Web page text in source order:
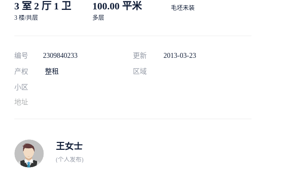
3 室 2 厅 1 卫
3 楼/共层
100.00 平米
多层
毛坯未装
编号 2309840233 更新 2013-03-23
产权 整租 区域
小区
地址
王女士
(个人发布)